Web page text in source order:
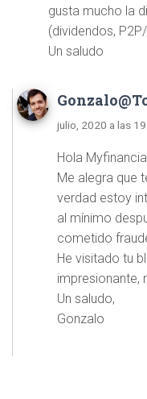
gusta mucho la
(dividendos,
Un saludo
julio, 2020 a las
Hola
Me alegra que
verdad estoy
al mínimo
cometido
He visitado tu
impresionante,
Un saludo,
Gonzalo